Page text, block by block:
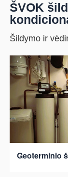
ŠVOK
Šildymo ir
Geoterminio